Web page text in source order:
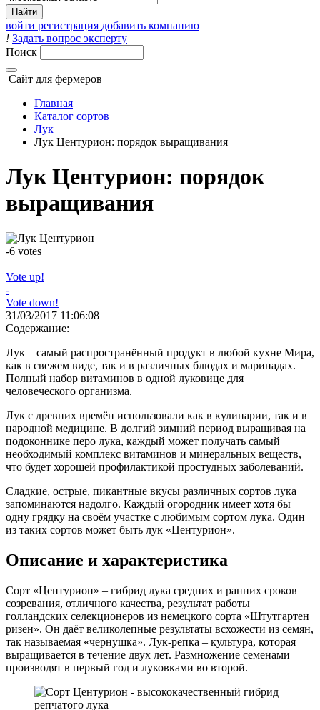
войти регистрация добавить компанию
! Задать вопрос эксперту
Поиск
Сайт для фермеров
Главная
Каталог сортов
Лук
Лук Центурион: порядок выращивания
Лук Центурион: порядок
выращивания
-6 votes
+
Vote up!
-
Vote down!
31/03/2017 11:06:08
Содержание:
Лук – самый распространённый продукт в любой кухне Мира,
как в свежем виде, так и в различных блюдах и маринадах.
Полный набор витаминов в одной луковице для
человеческого организма.
Лук с древних времён использовали как в кулинарии, так и в
народной медицине. В долгий зимний период выращивая на
подоконнике перо лука, каждый может получать самый
необходимый комплекс витаминов и минеральных веществ,
что будет хорошей профилактикой простудных заболеваний.
Сладкие, острые, пикантные вкусы различных сортов лука
запоминаются надолго. Каждый огородник имеет хотя бы
одну грядку на своём участке с любимым сортом лука. Один
из таких сортов может быть лук «Центурион».
Описание и характеристика
Сорт «Центурион» – гибрид лука средних и ранних сроков
созревания, отличного качества, результат работы
голландских селекционеров из немецкого сорта «Штутгартен
ризен». Он даёт великолепные результаты всхожести из семян,
так называемая «чернушка». Лук-репка – культура, которая
выращивается в течение двух лет. Размножение семенами
производят в первый год и луковками во второй.